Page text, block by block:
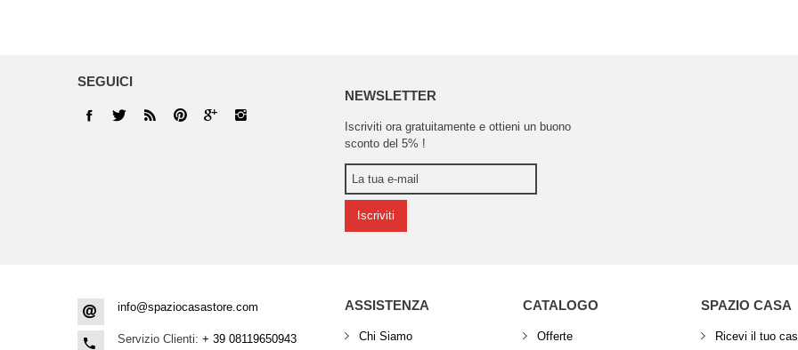
SEGUICI
NEWSLETTER
Iscriviti ora gratuitamente e ottieni un buono
sconto del 5% !
Iscriviti
info@spaziocasastore.com
Servizio Clienti: + 39 08119650943
ASSISTENZA
Chi Siamo
CATALOGO
Offerte
SPAZIO CASA
Ricevi il tuo